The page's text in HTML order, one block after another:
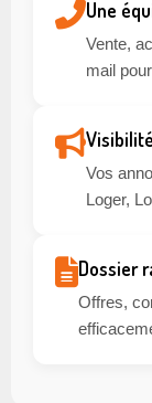
Une
Vente,
mail
Vos
Loger,
Dossier
Offres,